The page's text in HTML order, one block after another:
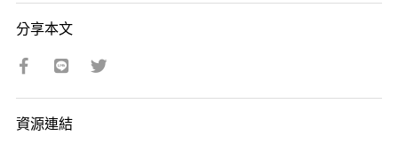
分享本文
資源連結